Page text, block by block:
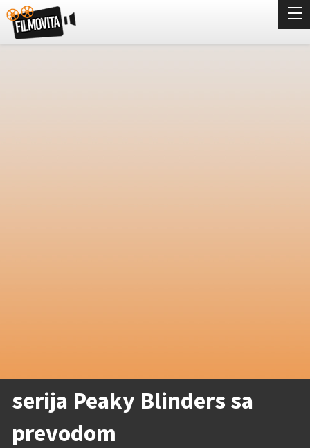
serija Peaky Blinders sa
prevodom